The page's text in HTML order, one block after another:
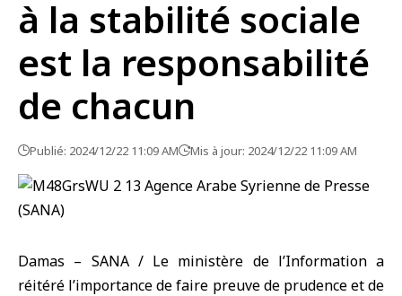
à la stabilité sociale
est la responsabilité
de chacun
Publié: 2024/12/22 11:09 AM Mis à jour: 2024/12/22 11:09 AM
Damas – SANA / Le ministère de l’Information a
réitéré l’importance de faire preuve de prudence et de